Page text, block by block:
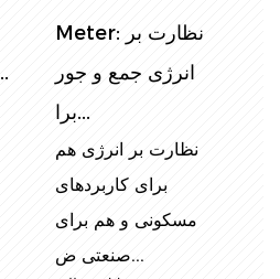
فاز دین: نصب ، عیب
یابی و راهنمای...
کنتورهای برقی ریلی
تک فاز DIN به طور
گسترده در کاربردهای
...